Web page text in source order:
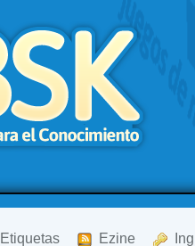
Etiquetas Ezine